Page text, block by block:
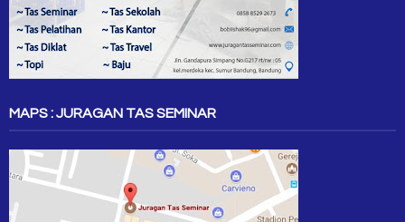
MAPS : JURAGAN TAS SEMINAR